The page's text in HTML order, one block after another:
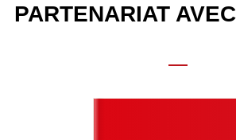
PARTENARIAT